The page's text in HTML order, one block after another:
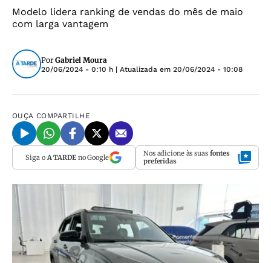
Modelo lidera ranking de vendas do mês de maio
com larga vantagem
Por Gabriel Moura
20/06/2024 - 0:10 h | Atualizada em 20/06/2024 - 10:08
OUÇA COMPARTILHE
Siga o A TARDEno Google Nos adicione às suas fontes
preferidas